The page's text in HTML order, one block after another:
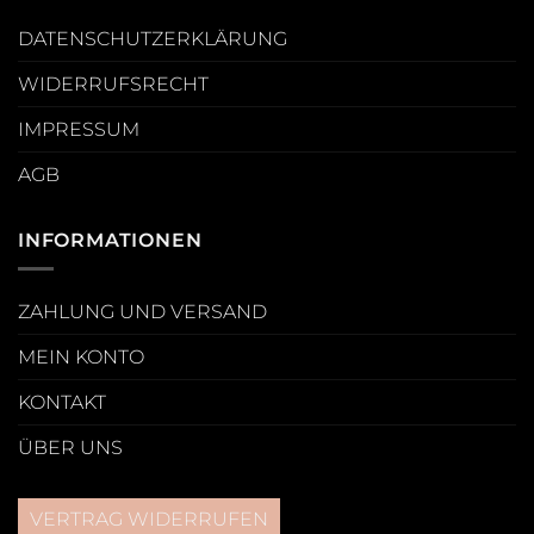
DATENSCHUTZERKLÄRUNG
WIDERRUFSRECHT
IMPRESSUM
AGB
INFORMATIONEN
ZAHLUNG UND VERSAND
MEIN KONTO
KONTAKT
ÜBER UNS
VERTRAG WIDERRUFEN